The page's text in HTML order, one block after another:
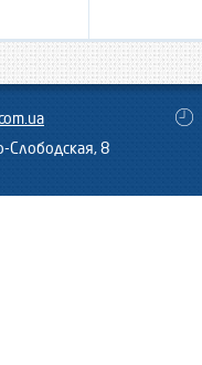
Слободская, 8